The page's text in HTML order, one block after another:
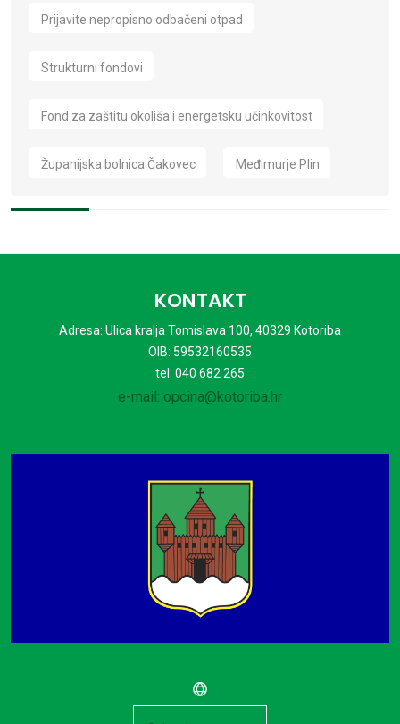
Prijavite nepropisno odbačeni otpad
Strukturni fondovi
Fond za zaštitu okoliša i energetsku učinkovitost
Županijska bolnica Čakovec Međimurje Plin
KONTAKT
Adresa: Ulica kralja Tomislava 100, 40329 Kotoriba
OIB: 59532160535
tel: 040 682 265
e-mail: opcina@kotoriba.hr